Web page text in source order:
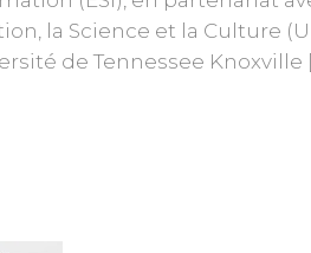
la Science et la Culture
de Tennessee Knoxville